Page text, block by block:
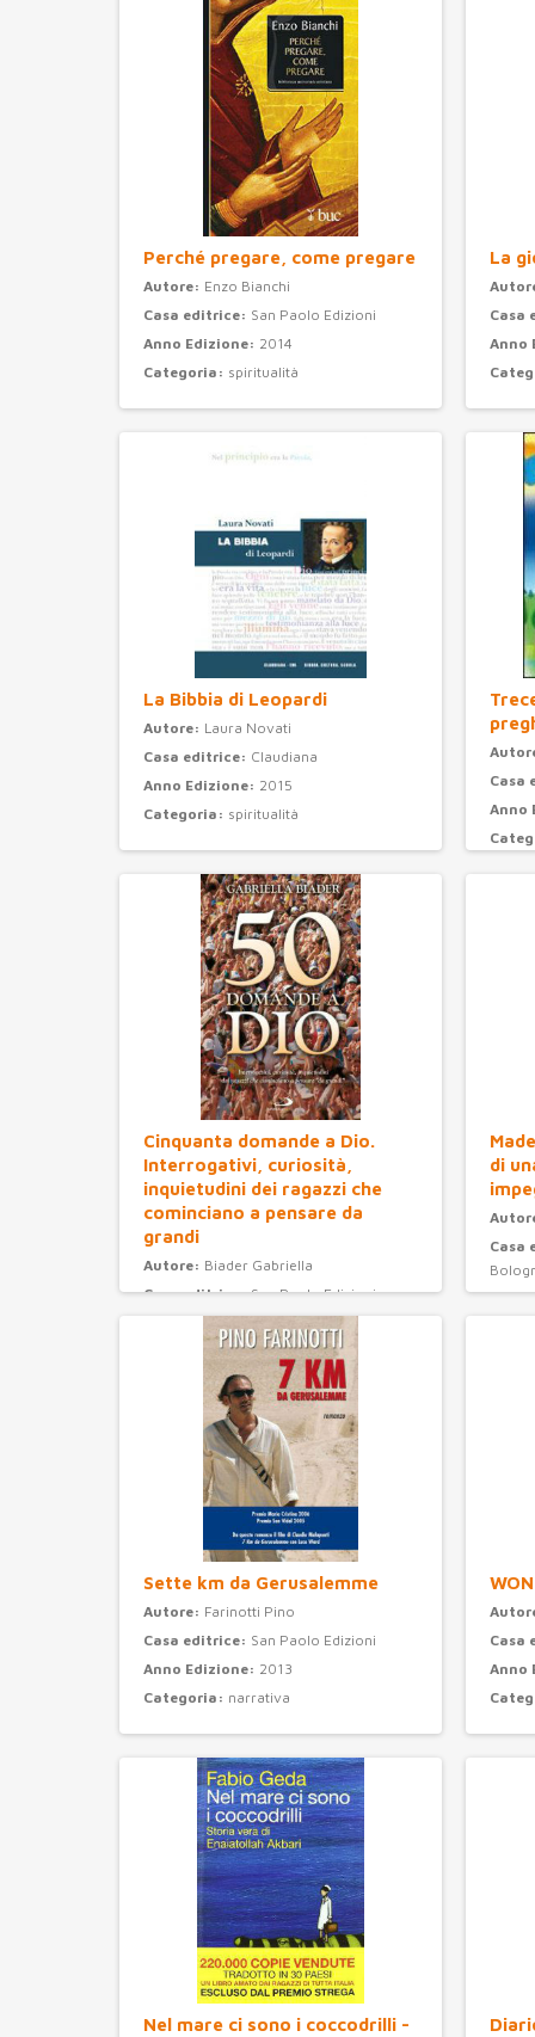
Perché pregare, come pregare
Autore: Enzo Bianchi
Casa editrice: San Paolo Edizioni
Anno Edizione: 2014
Categoria: spiritualità
La
Casa
Anno
La Bibbia di Leopardi
Autore: Laura Novati
Casa editrice: Claudiana
Anno Edizione: 2015
Categoria: spiritualità
Casa
Anno
Cinquanta domande a Dio.
Interrogativi, curiosità,
inquietudini dei ragazzi che
cominciano a pensare da
grandi
Autore: Biader Gabriella
Casa editrice:San Paolo Edizioni
Categoria: ragazzi
di
Casa
Anno
Sette km da Gerusalemme
Autore: Farinotti Pino
Casa editrice: San Paolo Edizioni
Anno Edizione: 2013
Categoria: narrativa
Casa
Anno
Nel mare ci sono i coccodrilli -